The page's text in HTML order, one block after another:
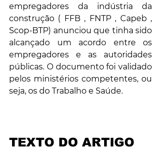
empregadores da indústria da
construção ( FFB , FNTP , Capeb ,
Scop-BTP) anunciou que tinha sido
alcançado um acordo entre os
empregadores e as autoridades
públicas. O documento foi validado
pelos ministérios competentes, ou
seja, os do Trabalho e Saúde.
TEXTO DO ARTIGO